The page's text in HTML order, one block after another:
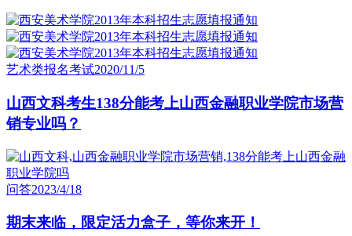
艺术类报名考试2020/11/5
山西文科考生138分能考上山西金融职业学院市场营
销专业吗？
问答2023/4/18
期末来临，限定活力盒子，等你来开！